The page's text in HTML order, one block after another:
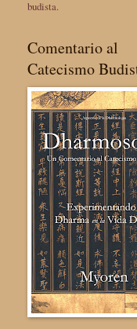
budista.
Comentario al
Catecismo